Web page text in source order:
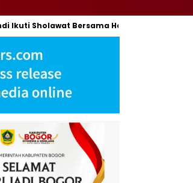
Bersama Habib Syech Bin Abdul